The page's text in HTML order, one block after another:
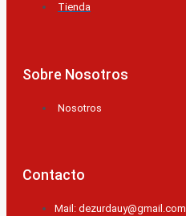
Tienda
Sobre Nosotros
Nosotros
Contacto
Mail: dezurdauy@gmail.com